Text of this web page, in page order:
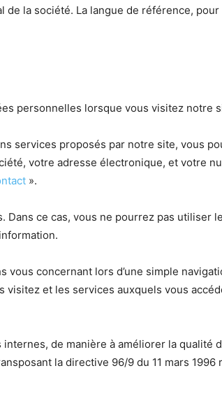
la société. La langue de référence,
personnelles lorsque vous visitez notre
services proposés par notre site, vous
votre adresse électronique, et votre
».
ce cas, vous ne pourrez pas utiliser
concernant lors d’une simple
et les services auxquels vous
de manière à améliorer la qualité
la directive 96/9 du 11 mars